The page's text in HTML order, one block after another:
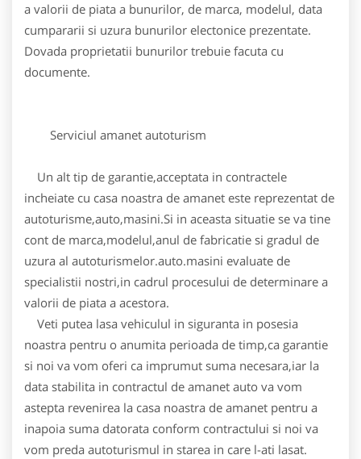
a valorii de piata a bunurilor, de marca, modelul, data
cumpararii si uzura bunurilor electonice prezentate.
Dovada proprietatii bunurilor trebuie facuta cu
documente.
Serviciul amanet autoturism
Un alt tip de garantie,acceptata in contractele
incheiate cu casa noastra de amanet este reprezentat de
autoturisme,auto,masini.Si in aceasta situatie se va tine
cont de marca,modelul,anul de fabricatie si gradul de
uzura al autoturismelor.auto.masini evaluate de
specialistii nostri,in cadrul procesului de determinare a
valorii de piata a acestora.
Veti putea lasa vehiculul in siguranta in posesia
noastra pentru o anumita perioada de timp,ca garantie
si noi va vom oferi ca imprumut suma necesara,iar la
data stabilita in contractul de amanet auto va vom
astepta revenirea la casa noastra de amanet pentru a
inapoia suma datorata conform contractului si noi va
vom preda autoturismul in starea in care l-ati lasat.